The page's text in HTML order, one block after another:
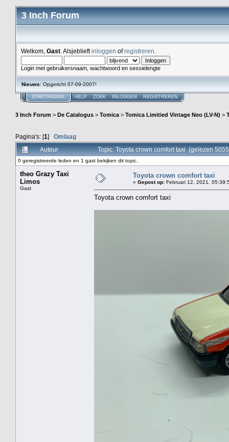
3 Inch Forum
Welkom, Gast . Alsjeblieftinloggen ofregistreren
Login met gebruikersnaam, wachtwoord en sessielengte
Nieuws: Opgericht 07-09-2007!
STARTPAGINA HELP ZOEK INLOGGEN REGISTREREN
3 Inch Forum > De Catalogus > Tomica > Tomica Limitied Vintage Neo (LV-N) >
Pagina's: [1] Omlaag
Auteur
Topic: Toyota crown comfort taxi (gelezen
0 geregistreerde leden en 1 gast bekijken dit topic.
theo Grazy Taxi
Limos
Gast
Toyota crown comfort taxi
« Gepost op: Februari 12, 2021,
Toyota crown comfort taxi